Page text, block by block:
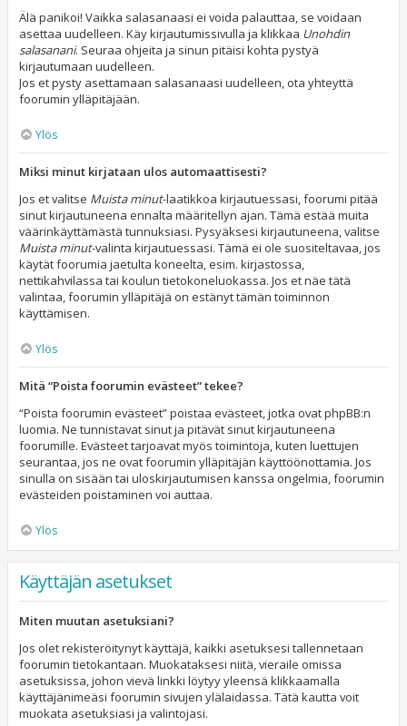
Älä panikoi! Vaikka salasanaasi ei voida palauttaa, se voidaan
asettaa uudelleen. Käy kirjautumissivulla ja klikkaa Unohdin
salasanani. Seuraa ohjeita ja sinun pitäisi kohta pystyä
kirjautumaan uudelleen.
Jos et pysty asettamaan salasanaasi uudelleen, ota yhteyttä
foorumin ylläpitäjään.
Ylös
Miksi minut kirjataan ulos automaattisesti?
Jos et valitse Muista minut-laatikkoa kirjautuessasi, foorumi pitää
sinut kirjautuneena ennalta määritellyn ajan. Tämä estää muita
väärinkäyttämästä tunnuksiasi. Pysyäksesi kirjautuneena, valitse
Muista minut-valinta kirjautuessasi. Tämä ei ole suositeltavaa, jos
käytät foorumia jaetulta koneelta, esim. kirjastossa,
nettikahvilassa tai koulun tietokoneluokassa. Jos et näe tätä
valintaa, foorumin ylläpitäjä on estänyt tämän toiminnon
käyttämisen.
Ylös
Mitä “Poista foorumin evästeet” tekee?
“Poista foorumin evästeet” poistaa evästeet, jotka ovat phpBB:n
luomia. Ne tunnistavat sinut ja pitävät sinut kirjautuneena
foorumille. Evästeet tarjoavat myös toimintoja, kuten luettujen
seurantaa, jos ne ovat foorumin ylläpitäjän käyttöönottamia. Jos
sinulla on sisään tai uloskirjautumisen kanssa ongelmia, foorumin
evästeiden poistaminen voi auttaa.
Ylös
Käyttäjän asetukset
Miten muutan asetuksiani?
Jos olet rekisteröitynyt käyttäjä, kaikki asetuksesi tallennetaan
foorumin tietokantaan. Muokataksesi niitä, vieraile omissa
asetuksissa, johon vievä linkki löytyy yleensä klikkaamalla
käyttäjänimeäsi foorumin sivujen ylälaidassa. Tätä kautta voit
muokata asetuksiasi ja valintojasi.